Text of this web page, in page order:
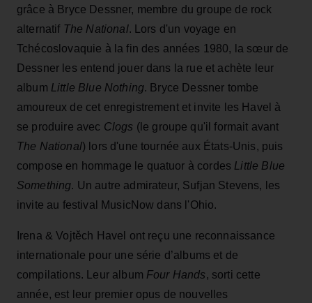
grâce à Bryce Dessner, membre du groupe de rock
alternatif The National. Lors d'un voyage en
Tchécoslovaquie à la fin des années 1980, la sœur de
Dessner les entend jouer dans la rue et achète leur
album Little Blue Nothing. Bryce Dessner tombe
amoureux de cet enregistrement et invite les Havel à
se produire avec Clogs (le groupe qu'il formait avant
The National) lors d'une tournée aux États-Unis, puis
compose en hommage le quatuor à cordes Little Blue
Something. Un autre admirateur, Sufjan Stevens, les
invite au festival MusicNow dans l'Ohio.
Irena & Vojtěch Havel ont reçu une reconnaissance
internationale pour une série d’albums et de
compilations. Leur album Four Hands, sorti cette
année, est leur premier opus de nouvelles